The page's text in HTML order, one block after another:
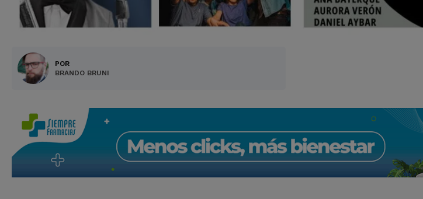
POR
BRANDO BRUNI